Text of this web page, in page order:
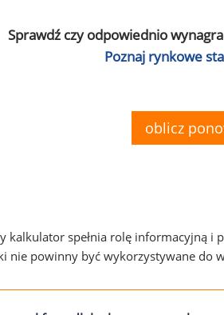
Sprawdź czy odpowiednio
Poznaj rynkowe
oblicz
kalkulator spełnia rolę informacyjną i
nie powinny być wykorzystywane do